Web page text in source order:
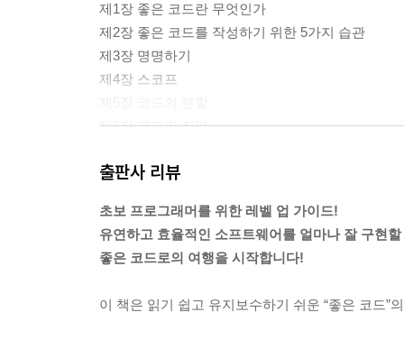
5.8 단계 3: 처리 단위로 분할하기
5.9 단계 4: 상태를 가진 처리를 클래스로 추출하여
5.10 정리
6.2 각 대표자들의 이야기
6.3 메소드로 추출하여 정리하기
6.4 계승으로 정리하기
6.5 유틸리티 클래스로 정리하기
6.6 서비츠 층에 정리하기
6.8 정수에 정리하기
제1장 좋은 코드란 무엇인가
제2장 좋은 코드를 작성하기 위한 5가지 습관
제3장 명명하기
제4장 스코프
제6장 코드의 집약
제8장 단위 테스트
제10장 메타 프로그래밍
제11장 프레임워크 만들기
출판사 리뷰
초보 프로그래머를 위한 레벨 업 가이드!
유연하고 효율적인 소프트웨어를 얼마나 잘 구현
좋은 코드로의 여행을 시작합니다!
이 책은 읽기 쉽고 유지보수하기 쉬운 “좋은 코드”